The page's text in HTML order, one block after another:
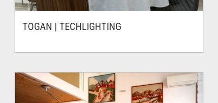
TOGAN | TECHLIGHTING